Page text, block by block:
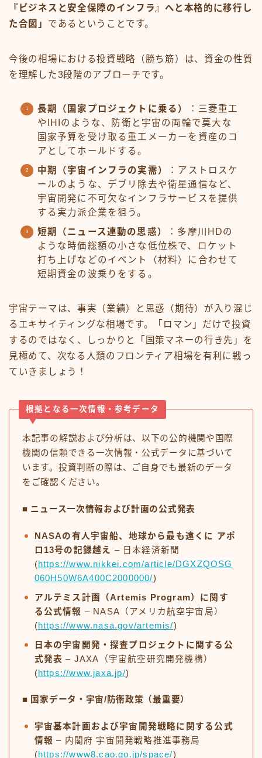
『ビジネスと安全保障のインフラ』へと本格的に移行し
た合図」 であるということです。
今後の相場における投資戦略（勝ち筋）は、資金の性質
を理解した3段階のアプローチです。
長期（国家プロジェクトに乗る）
：三菱重工
やIHIのような、防衛と宇宙の両輪で莫大な
国家予算を受け取る重工メーカーを資産のコ
アとしてホールドする。
中期（宇宙インフラの実需）
：アストロスケ
ールのような、デブリ除去や衛星通信など、
宇宙開発に不可欠なインフラサービスを提供
する実力派企業を狙う。
短期（ニュース連動の思惑）
：多摩川HDの
ような時価総額の小さな低位株で、ロケット
打ち上げなどのイベント（材料）に合わせて
短期資金の波乗りをする。
宇宙テーマは、事実（業績）と思惑（期待）が入り混じ
るエキサイティングな相場です。「ロマン」だけで投資
するのではなく、しっかりと「国策マネーの行き先」を
見極めて、次なる人類のフロンティア相場を有利に戦っ
ていきましょう！
根拠となる一次情報・参考データ
本記事の解説および分析は、以下の公的機関や国際
機関の信頼できる一次情報・公式データに基づいて
います。投資判断の際は、ご自身でも最新のデータ
をご確認ください。
■ ニュース一次情報および計画の公式発表
NASAの有人宇宙船、地球から最も遠くに アポ
ロ13号の記録越え – 日本経済新聞
(https://www.nikkei.com/article/DGXZQOSG
060H50W6A400C2000000/)
アルテミス計画（Artemis Program）に関す
る公式情報 – NASA（アメリカ航空宇宙局）
(https://www.nasa.gov/artemis/)
日本の宇宙開発・探査プロジェクトに関する公
式発表 – JAXA（宇宙航空研究開発機構）
(https://www.jaxa.jp/)
■ 国家データ・宇宙/防衛政策（最重要）
宇宙基本計画および宇宙開発戦略に関する公式
情報 – 内閣府 宇宙開発戦略推進事務局
(https://www8.cao.go.jp/space/)